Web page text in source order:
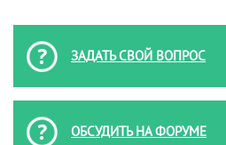
ЗАДАТЬ СВОЙ ВОПРОС
ОБСУДИТЬ НА ФОРУМЕ